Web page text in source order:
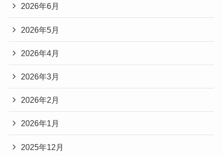
2026年6月
2026年5月
2026年4月
2026年3月
2026年2月
2026年1月
2025年12月